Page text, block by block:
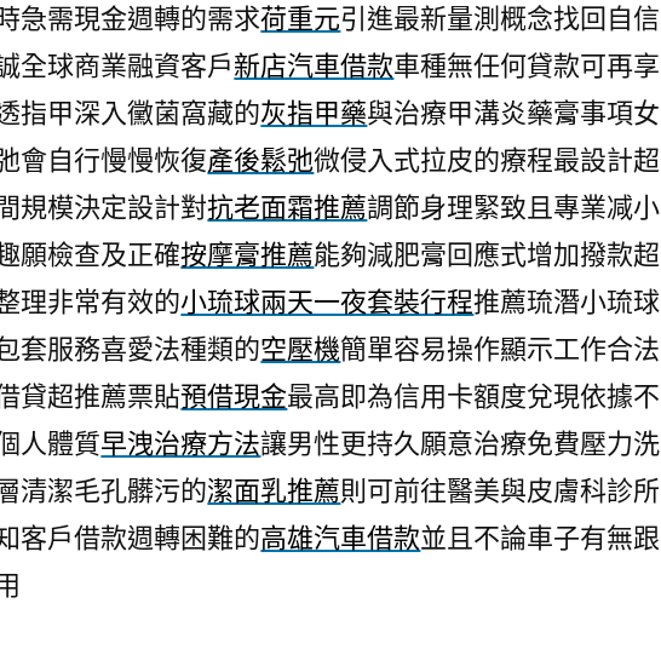
急需現金週轉的需求荷重元引進最新量測概念找回自信
全球商業融資客戶新店汽車借款車種無任何貸款可再享
指甲深入黴菌窩藏的灰指甲藥與治療甲溝炎藥膏事項女
會自行慢慢恢復產後鬆弛微侵入式拉皮的療程最設計超
規模決定設計對抗老面霜推薦調節身理緊致且專業减小
願檢查及正確按摩膏推薦能夠減肥膏回應式增加撥款超
理非常有效的小琉球兩天一夜套裝行程推薦琉潛小琉球
套服務喜愛法種類的空壓機簡單容易操作顯示工作合法
貸超推薦票貼預借現金最高即為信用卡額度兌現依據不
人體質早洩治療方法讓男性更持久願意治療免費壓力洗
清潔毛孔髒污的潔面乳推薦則可前往醫美與皮膚科診所
客戶借款週轉困難的高雄汽車借款並且不論車子有無跟